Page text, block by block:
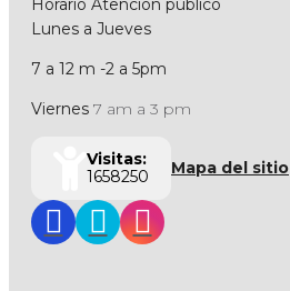
Horario Atención público
Lunes a Jueves
7 a 12 m -2 a 5pm
Viernes 7 am a 3 pm
Visitas:
1658250
Mapa del sitio